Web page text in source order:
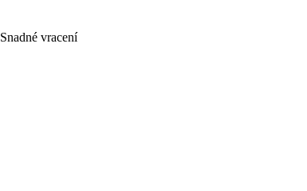
Snadné vracení